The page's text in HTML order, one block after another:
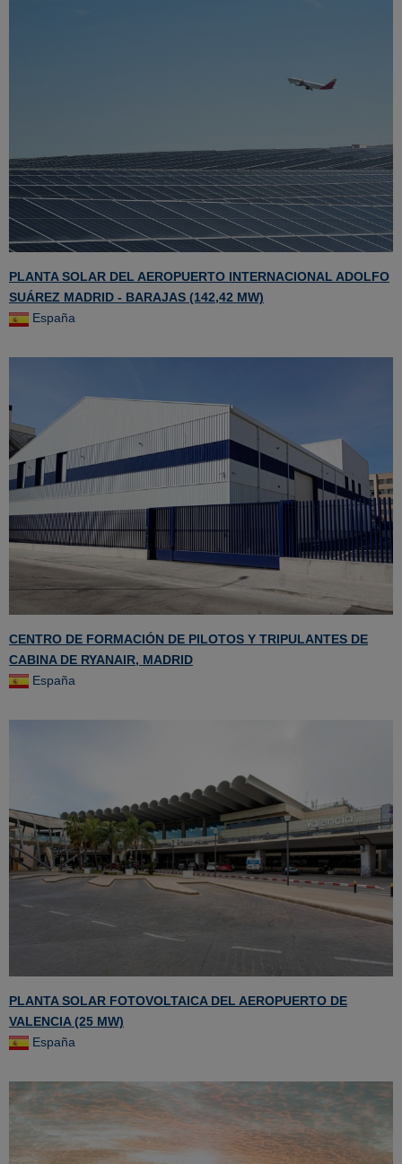
PLANTA SOLAR DEL AEROPUERTO INTERNACIONAL ADOLFO
SUÁREZ MADRID - BARAJAS (142,42 MW)
España
CENTRO DE FORMACIÓN DE PILOTOS Y TRIPULANTES DE
CABINA DE RYANAIR, MADRID
España
PLANTA SOLAR FOTOVOLTAICA DEL AEROPUERTO DE
VALENCIA (25 MW)
España